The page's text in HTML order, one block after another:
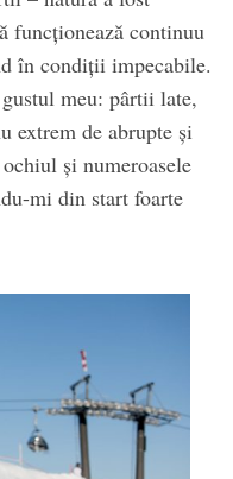
funcţionează continuu
în condiţii impecabile.
meu: pârtii late,
extrem de abrupte şi
şi numeroasele
mi din start foarte